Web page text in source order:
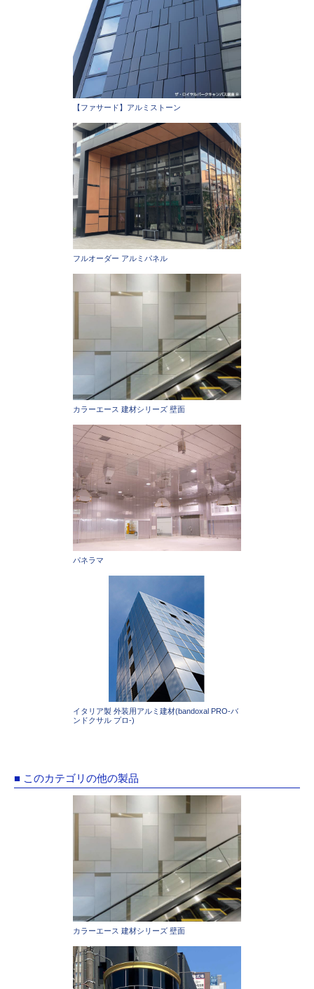
【ファサード】アルミストーン
フルオーダー アルミパネル
カラーエース 建材シリーズ 壁面
パネラマ
イタリア製 外装用アルミ建材(bandoxal PRO-バ
ンドクサル プロ-)
■ このカテゴリの他の製品
カラーエース 建材シリーズ 壁面